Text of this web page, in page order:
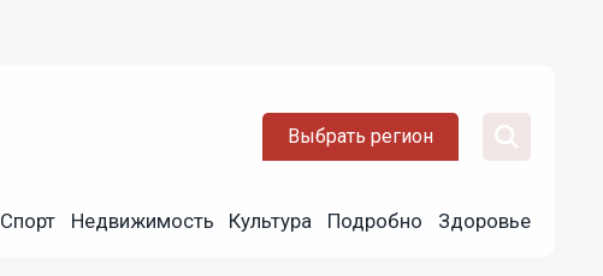
Выбрать регион
Спорт Недвижимость Культура Подробно Здоровье